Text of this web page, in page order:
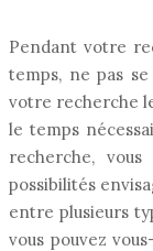
Pendant votre
temps, ne pas
votre recherche
le temps
recherche,
possibilités
entre plusieurs
vous pouvez